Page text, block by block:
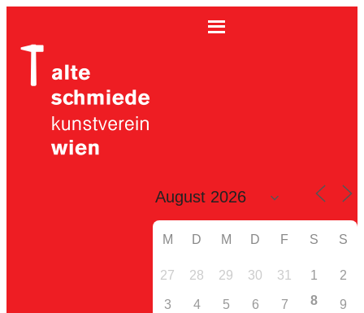
M D M D F S S
27 28 29 30 31 1 2
3 4 5 6 7 8 9